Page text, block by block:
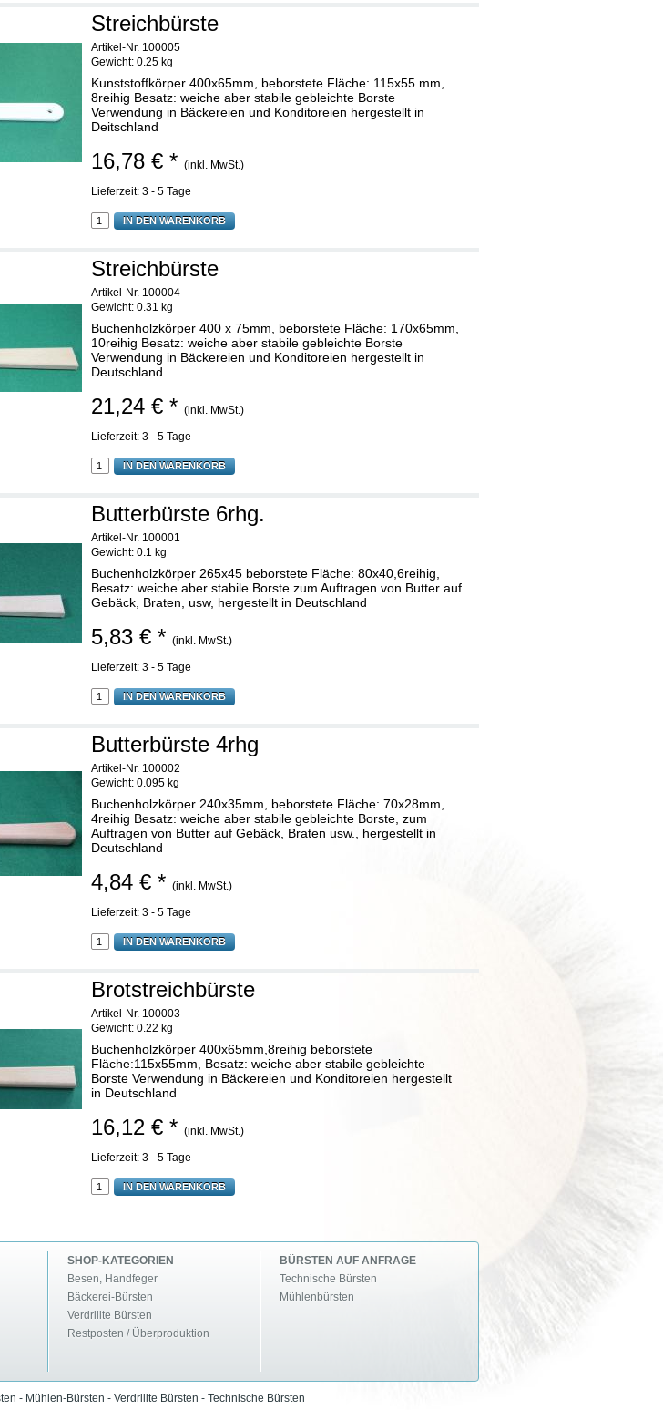
Streichbürste
Artikel-Nr. 100005
Gewicht: 0.25 kg
Kunststoffkörper 400x65mm, beborstete Fläche: 115x55 mm,
8reihig Besatz: weiche aber stabile gebleichte Borste
Verwendung in Bäckereien und Konditoreien hergestellt in
Deitschland
16,78 € * (inkl. MwSt.)
Lieferzeit: 3 - 5 Tage
IN DEN WARENKORB
Streichbürste
Artikel-Nr. 100004
Gewicht: 0.31 kg
Buchenholzkörper 400 x 75mm, beborstete Fläche: 170x65mm,
10reihig Besatz: weiche aber stabile gebleichte Borste
Verwendung in Bäckereien und Konditoreien hergestellt in
Deutschland
21,24 € * (inkl. MwSt.)
Lieferzeit: 3 - 5 Tage
IN DEN WARENKORB
Butterbürste 6rhg.
Artikel-Nr. 100001
Gewicht: 0.1 kg
Buchenholzkörper 265x45 beborstete Fläche: 80x40,6reihig,
Besatz: weiche aber stabile Borste zum Auftragen von Butter auf
Gebäck, Braten, usw, hergestellt in Deutschland
5,83 € * (inkl. MwSt.)
Lieferzeit: 3 - 5 Tage
IN DEN WARENKORB
Butterbürste 4rhg
Artikel-Nr. 100002
Gewicht: 0.095 kg
Buchenholzkörper 240x35mm, beborstete Fläche: 70x28mm,
4reihig Besatz: weiche aber stabile gebleichte Borste, zum
Auftragen von Butter auf Gebäck, Braten usw., hergestellt in
Deutschland
4,84 € * (inkl. MwSt.)
Lieferzeit: 3 - 5 Tage
IN DEN WARENKORB
Brotstreichbürste
Artikel-Nr. 100003
Gewicht: 0.22 kg
Buchenholzkörper 400x65mm,8reihig beborstete
Fläche:115x55mm, Besatz: weiche aber stabile gebleichte
Borste Verwendung in Bäckereien und Konditoreien hergestellt
in Deutschland
16,12 € * (inkl. MwSt.)
Lieferzeit: 3 - 5 Tage
IN DEN WARENKORB
SHOP-KATEGORIEN
Besen, Handfeger
Bäckerei-Bürsten
Verdrillte Bürsten
Restposten / Überproduktion
BÜRSTEN AUF ANFRAGE
Technische Bürsten
Mühlenbürsten
- Mühlen-Bürsten - Verdrillte Bürsten - Technische Bürsten